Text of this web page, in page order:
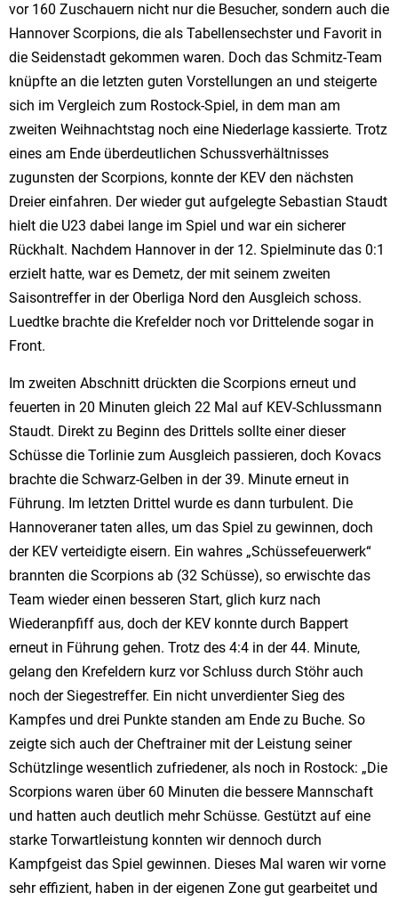
vor 160 Zuschauern nicht nur die Besucher, sondern auch die
Hannover Scorpions, die als Tabellensechster und Favorit in
die Seidenstadt gekommen waren. Doch das Schmitz-Team
knüpfte an die letzten guten Vorstellungen an und steigerte
sich im Vergleich zum Rostock-Spiel, in dem man am
zweiten Weihnachtstag noch eine Niederlage kassierte. Trotz
eines am Ende überdeutlichen Schussverhältnisses
zugunsten der Scorpions, konnte der KEV den nächsten
Dreier einfahren. Der wieder gut aufgelegte Sebastian Staudt
hielt die U23 dabei lange im Spiel und war ein sicherer
Rückhalt. Nachdem Hannover in der 12. Spielminute das 0:1
erzielt hatte, war es Demetz, der mit seinem zweiten
Saisontreffer in der Oberliga Nord den Ausgleich schoss.
Luedtke brachte die Krefelder noch vor Drittelende sogar in
Front.
Im zweiten Abschnitt drückten die Scorpions erneut und
feuerten in 20 Minuten gleich 22 Mal auf KEV-Schlussmann
Staudt. Direkt zu Beginn des Drittels sollte einer dieser
Schüsse die Torlinie zum Ausgleich passieren, doch Kovacs
brachte die Schwarz-Gelben in der 39. Minute erneut in
Führung. Im letzten Drittel wurde es dann turbulent. Die
Hannoveraner taten alles, um das Spiel zu gewinnen, doch
der KEV verteidigte eisern. Ein wahres „Schüssefeuerwerk“
brannten die Scorpions ab (32 Schüsse), so erwischte das
Team wieder einen besseren Start, glich kurz nach
Wiederanpfiff aus, doch der KEV konnte durch Bappert
erneut in Führung gehen. Trotz des 4:4 in der 44. Minute,
gelang den Krefeldern kurz vor Schluss durch Stöhr auch
noch der Siegestreffer. Ein nicht unverdienter Sieg des
Kampfes und drei Punkte standen am Ende zu Buche. So
zeigte sich auch der Cheftrainer mit der Leistung seiner
Schützlinge wesentlich zufriedener, als noch in Rostock: „Die
Scorpions waren über 60 Minuten die bessere Mannschaft
und hatten auch deutlich mehr Schüsse. Gestützt auf eine
starke Torwartleistung konnten wir dennoch durch
Kampfgeist das Spiel gewinnen. Dieses Mal waren wir vorne
sehr effizient, haben in der eigenen Zone gut gearbeitet und